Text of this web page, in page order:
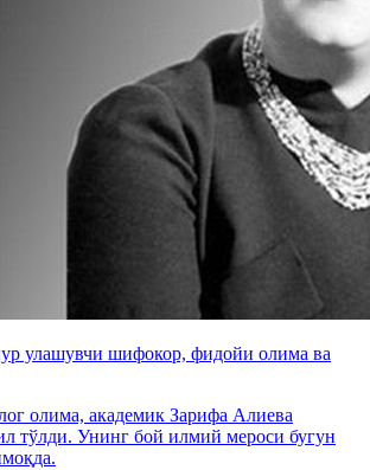
улашувчи шифокор, фидойи олима ва
олима, академик Зарифа Алиева
тўлди. Унинг бой илмий мероси бугун